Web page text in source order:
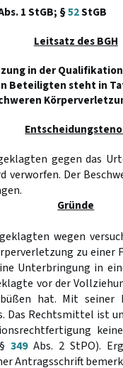
1 StGB; §52StGB
Leitsatz des BGH
in der
Beteiligten steht in
gegen das
verworfen. Der
Gründe
wegen
zu einer
Unterbringung in
vor der
hat. Mit seiner
Das Rechtsmittel ist
349Abs. 2 StPO).
Antragsschrift